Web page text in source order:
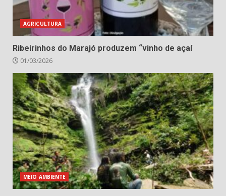
AGRICULTURA
Ribeirinhos do Marajó produzem “vinho de açaí
01/03/2026
MEIO AMBIENTE